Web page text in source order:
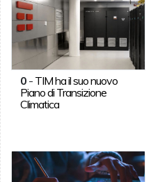
0- TIM ha il suo nuovo
Piano di Transizione
Climatica